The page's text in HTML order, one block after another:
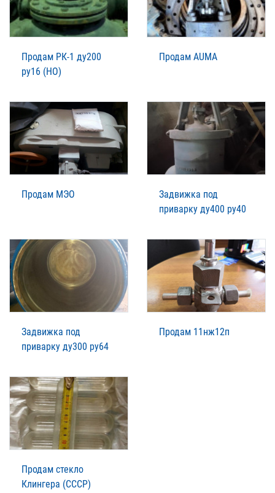
Продам РК-1 ду200
ру16 (НО)
Продам AUMA
Продам МЭО
Задвижка под
приварку ду400 ру40
Задвижка под
приварку ду300 ру64
Продам 11нж12п
Продам стекло
Клингера (СССР)